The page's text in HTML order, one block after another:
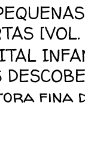
[VOL.
fina